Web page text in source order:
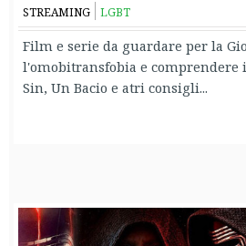
STREAMING LGBT
Film e serie da guardare per la
l'omobitransfobia e comprendere
Sin, Un Bacio e atri consigli...